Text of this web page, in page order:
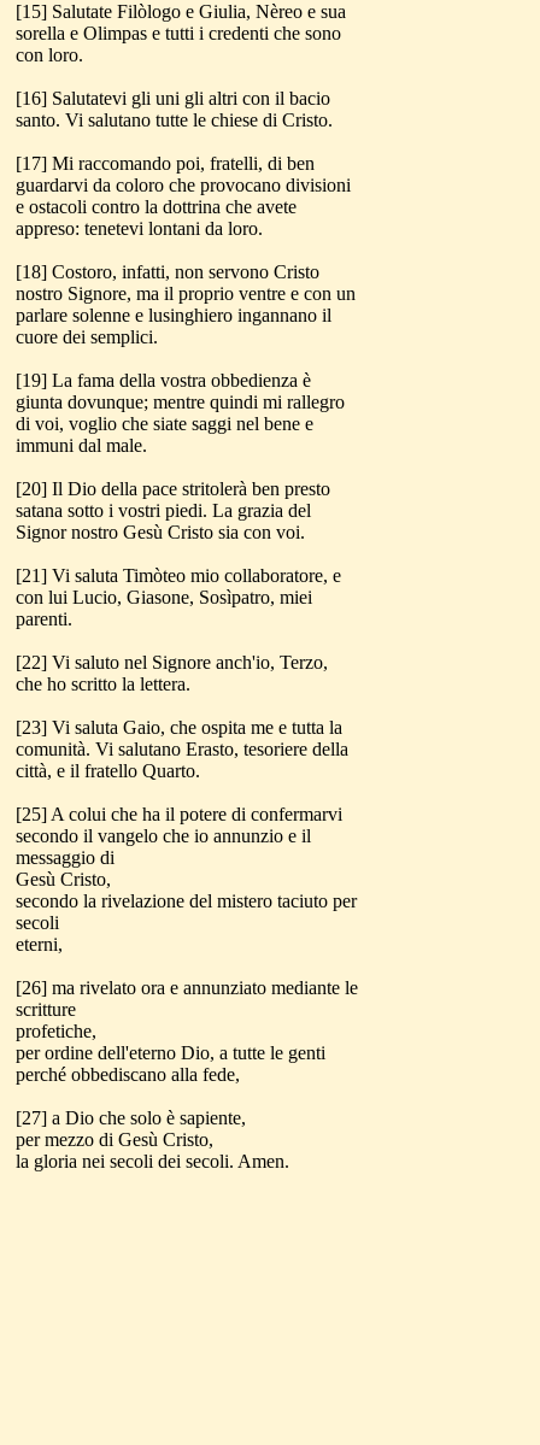
[15] Salutate Filòlogo e Giulia, Nèreo e sua
sorella e Olimpas e tutti i credenti che sono
con loro.
[16] Salutatevi gli uni gli altri con il bacio
santo. Vi salutano tutte le chiese di Cristo.
[17] Mi raccomando poi, fratelli, di ben
guardarvi da coloro che provocano divisioni
e ostacoli contro la dottrina che avete
appreso: tenetevi lontani da loro.
[18] Costoro, infatti, non servono Cristo
nostro Signore, ma il proprio ventre e con un
parlare solenne e lusinghiero ingannano il
cuore dei semplici.
[19] La fama della vostra obbedienza è
giunta dovunque; mentre quindi mi rallegro
di voi, voglio che siate saggi nel bene e
immuni dal male.
[20] Il Dio della pace stritolerà ben presto
satana sotto i vostri piedi. La grazia del
Signor nostro Gesù Cristo sia con voi.
[21] Vi saluta Timòteo mio collaboratore, e
con lui Lucio, Giasone, Sosìpatro, miei
parenti.
[22] Vi saluto nel Signore anch'io, Terzo,
che ho scritto la lettera.
[23] Vi saluta Gaio, che ospita me e tutta la
comunità. Vi salutano Erasto, tesoriere della
città, e il fratello Quarto.
[25] A colui che ha il potere di confermarvi
secondo il vangelo che io annunzio e il
messaggio di
Gesù Cristo,
secondo la rivelazione del mistero taciuto per
secoli
eterni,
[26] ma rivelato ora e annunziato mediante le
scritture
profetiche,
per ordine dell'eterno Dio, a tutte le genti
perché obbediscano alla fede,
[27] a Dio che solo è sapiente,
per mezzo di Gesù Cristo,
la gloria nei secoli dei secoli. Amen.